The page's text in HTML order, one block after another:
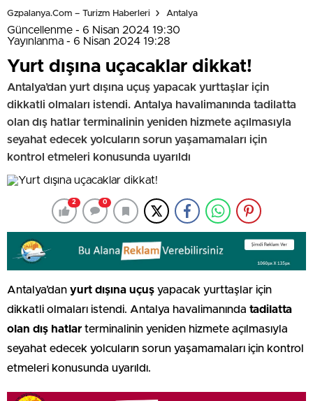
Gzpalanya.com – Turizm Haberleri Antalya
Güncellenme - 6 Nisan 2024 19:30
Yayınlanma - 6 Nisan 2024 19:28
Yurt dışına uçacaklar dikkat!
Antalya’dan yurt dışına uçuş yapacak yurttaşlar için
dikkatli olmaları istendi. Antalya havalimanında tadilatta
olan dış hatlar terminalinin yeniden hizmete açılmasıyla
seyahat edecek yolcuların sorun yaşamamaları için
kontrol etmeleri konusunda uyarıldı
2 0
Antalya’dan yurt dışına uçuş yapacak yurttaşlar için
dikkatli olmaları istendi. Antalya havalimanında tadilatta
olan dış hatlar terminalinin yeniden hizmete açılmasıyla
seyahat edecek yolcuların sorun yaşamamaları için kontrol
etmeleri konusunda uyarıldı.